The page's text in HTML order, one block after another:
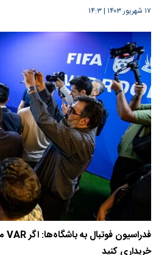
۱۷ شهریور ۱۴۰۳ |۱۴:۳
خریداری کنید